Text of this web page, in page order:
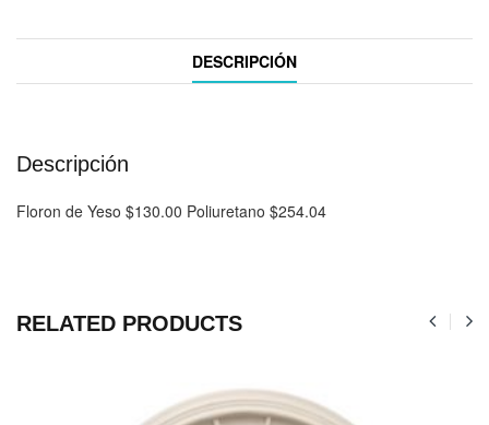
DESCRIPCIÓN
Descripción
Floron de Yeso $130.00 Poliuretano $254.04
RELATED PRODUCTS